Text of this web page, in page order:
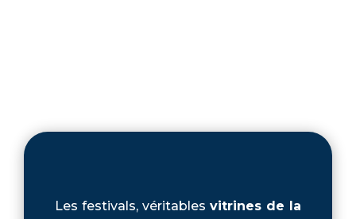
Les festivals, véritablesvitrines de la